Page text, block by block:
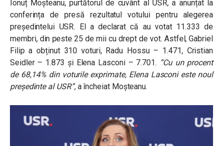
Ionuț Moșteanu, purtătorul de cuvânt al USR, a anunțat la
conferința de presă rezultatul votului pentru alegerea
președintelui USR. El a declarat că au votat 11.333 de
membri, din peste 25 de mii cu drept de vot. Astfel, Gabriel
Filip a obținut 310 voturi, Radu Hossu – 1.471, Cristian
Seidler – 1.873 și Elena Lasconi – 7.701. “Cu un procent
de 68,14% din voturile exprimate, Elena Lasconi este noul
președinte al USR”,a încheiat Moșteanu.